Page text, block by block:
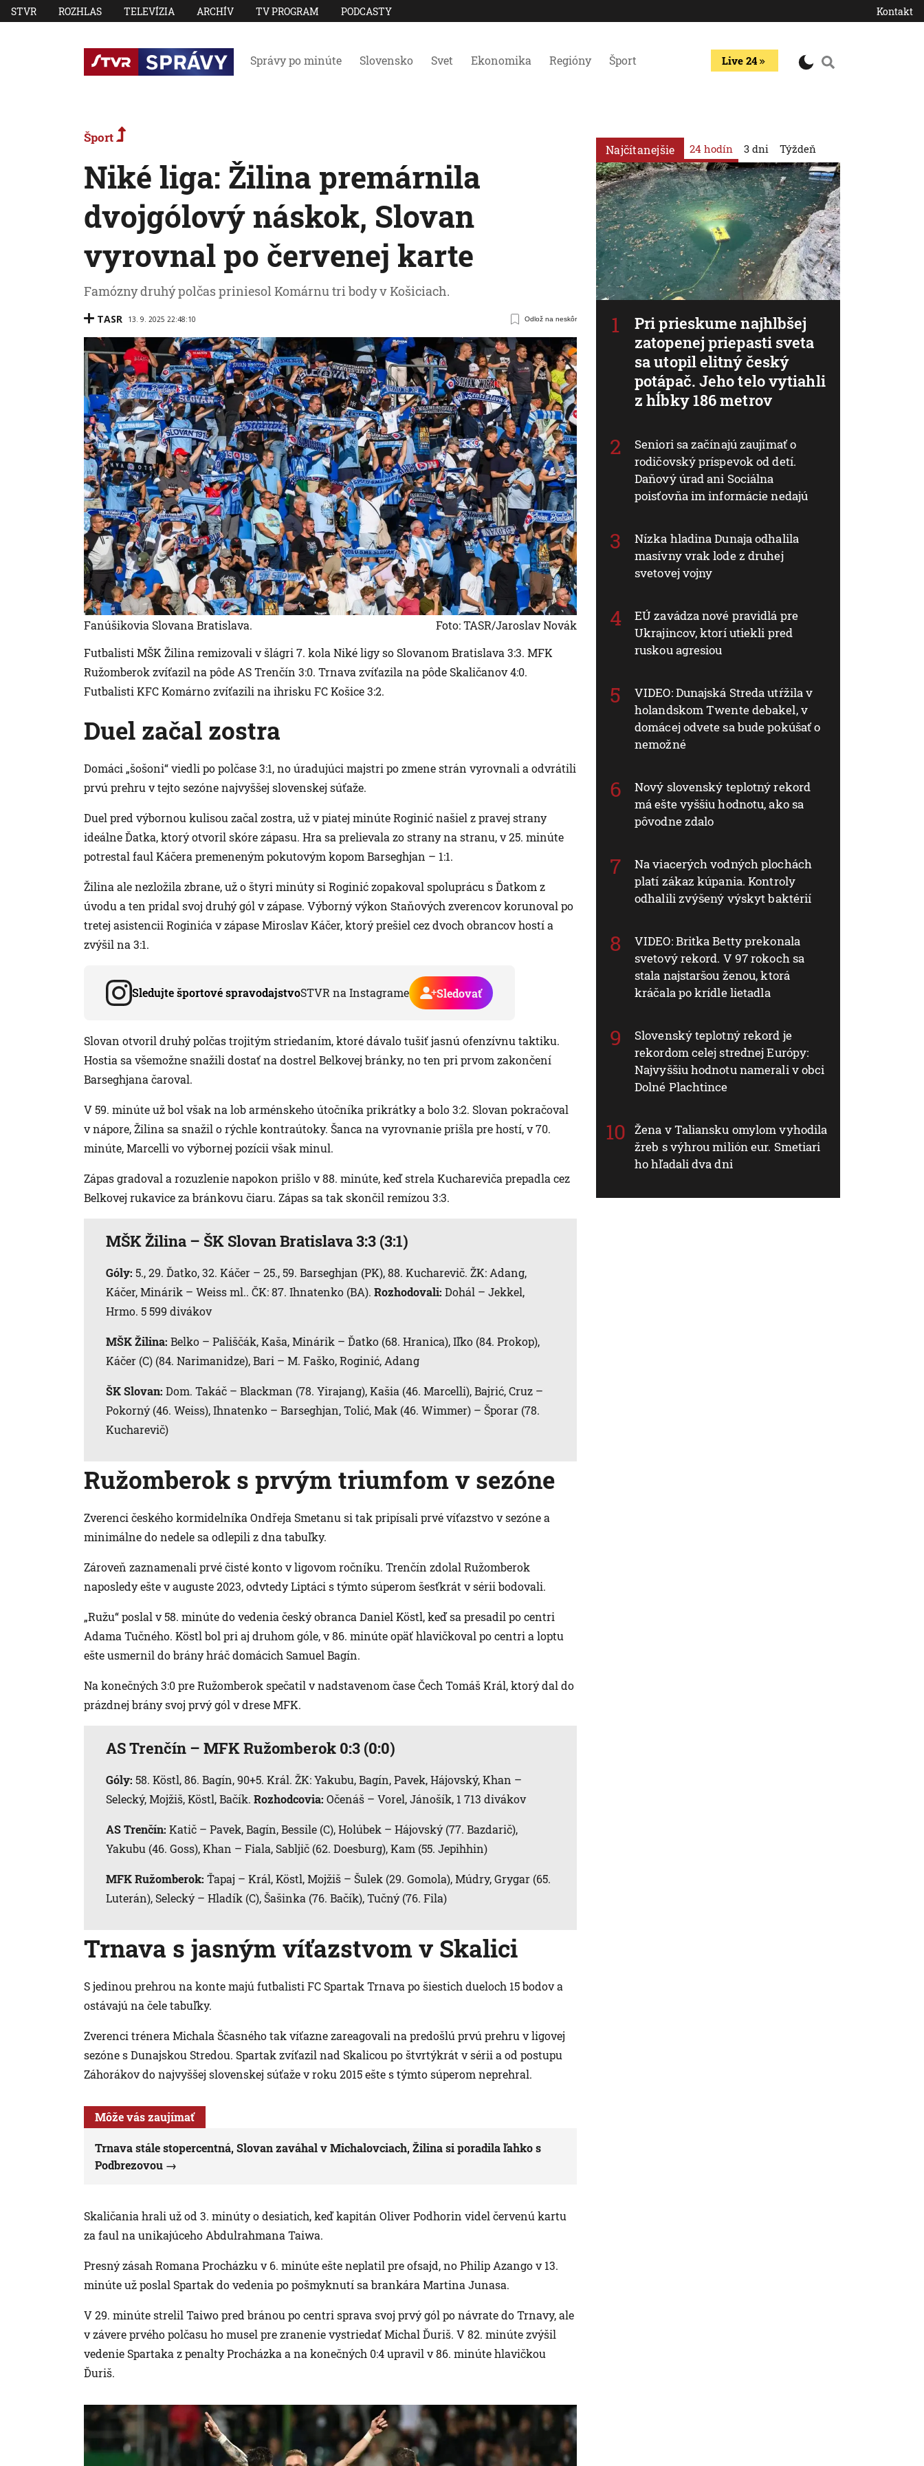
STVR ROZHLAS TELEVÍZIA ARCHÍV TV PROGRAM PODCASTY Kontakt
Správy po minúte Slovensko Svet Ekonomika Regióny Šport Live 24
Šport
Niké liga: Žilina premárnila
dvojgólový náskok, Slovan
vyrovnal po červenej karte
Famózny druhý polčas priniesol Komárnu tri body v Košiciach.
TASR 13. 9. 2025 22:48:10 Odlož na neskôr
Fanúšikovia Slovana Bratislava.
Foto: TASR/Jaroslav Novák
Futbalisti MŠK Žilina remizovali v šlágri 7. kola Niké ligy so Slovanom Bratislava 3:3. MFK
Ružomberok zvíťazil na pôde AS Trenčín 3:0. Trnava zvíťazila na pôde Skaličanov 4:0.
Futbalisti KFC Komárno zvíťazili na ihrisku FC Košice 3:2.
Duel začal zostra
Domáci „šošoni“ viedli po polčase 3:1, no úradujúci majstri po zmene strán vyrovnali a odvrátili
prvú prehru v tejto sezóne najvyššej slovenskej súťaže.
Duel pred výbornou kulisou začal zostra, už v piatej minúte Roginić našiel z pravej strany
ideálne Ďatka, ktorý otvoril skóre zápasu. Hra sa prelievala zo strany na stranu, v 25. minúte
potrestal faul Káčera premeneným pokutovým kopom Barseghjan – 1:1.
Žilina ale nezložila zbrane, už o štyri minúty si Roginić zopakoval spoluprácu s Ďatkom z
úvodu a ten pridal svoj druhý gól v zápase. Výborný výkon Staňových zverencov korunoval po
tretej asistencii Roginića v zápase Miroslav Káčer, ktorý prešiel cez dvoch obrancov hostí a
zvýšil na 3:1.
Sledujte športové spravodajstvoSTVR na Instagrame Sledovať
Slovan otvoril druhý polčas trojitým striedaním, ktoré dávalo tušiť jasnú ofenzívnu taktiku.
Hostia sa všemožne snažili dostať na dostrel Belkovej bránky, no ten pri prvom zakončení
Barseghjana čaroval.
V 59. minúte už bol však na lob arménskeho útočníka prikrátky a bolo 3:2. Slovan pokračoval
v nápore, Žilina sa snažil o rýchle kontraútoky. Šanca na vyrovnanie prišla pre hostí, v 70.
minúte, Marcelli vo výbornej pozícii však minul.
Zápas gradoval a rozuzlenie napokon prišlo v 88. minúte, keď strela Kuchareviča prepadla cez
Belkovej rukavice za bránkovu čiaru. Zápas sa tak skončil remízou 3:3.
MŠK Žilina – ŠK Slovan Bratislava 3:3 (3:1)
Góly: 5., 29. Ďatko, 32. Káčer – 25., 59. Barseghjan (PK), 88. Kucharevič. ŽK: Adang,
Káčer, Minárik – Weiss ml.. ČK: 87. Ihnatenko (BA). Rozhodovali: Dohál – Jekkel,
Hrmo. 5 599 divákov
MŠK Žilina: Belko – Pališčák, Kaša, Minárik – Ďatko (68. Hranica), Iľko (84. Prokop),
Káčer (C) (84. Narimanidze), Bari – M. Faško, Roginić, Adang
ŠK Slovan: Dom. Takáč – Blackman (78. Yirajang), Kašia (46. Marcelli), Bajrić, Cruz –
Pokorný (46. Weiss), Ihnatenko – Barseghjan, Tolić, Mak (46. Wimmer) – Šporar (78.
Kucharevič)
Ružomberok s prvým triumfom v sezóne
Zverenci českého kormidelníka Ondřeja Smetanu si tak pripísali prvé víťazstvo v sezóne a
minimálne do nedele sa odlepili z dna tabuľky.
Zároveň zaznamenali prvé čisté konto v ligovom ročníku. Trenčín zdolal Ružomberok
naposledy ešte v auguste 2023, odvtedy Liptáci s týmto súperom šesťkrát v sérii bodovali.
„Ružu“ poslal v 58. minúte do vedenia český obranca Daniel Köstl, keď sa presadil po centri
Adama Tučného. Köstl bol pri aj druhom góle, v 86. minúte opäť hlavičkoval po centri a loptu
ešte usmernil do brány hráč domácich Samuel Bagín.
Na konečných 3:0 pre Ružomberok spečatil v nadstavenom čase Čech Tomáš Král, ktorý dal do
prázdnej brány svoj prvý gól v drese MFK.
AS Trenčín – MFK Ružomberok 0:3 (0:0)
Góly: 58. Köstl, 86. Bagín, 90+5. Král. ŽK: Yakubu, Bagín, Pavek, Hájovský, Khan –
Selecký, Mojžiš, Köstl, Bačík. Rozhodcovia: Očenáš – Vorel, Jánošík, 1 713 divákov
AS Trenčín: Katič – Pavek, Bagín, Bessile (C), Holúbek – Hájovský (77. Bazdarič),
Yakubu (46. Goss), Khan – Fiala, Sabljič (62. Doesburg), Kam (55. Jepihhin)
MFK Ružomberok: Ťapaj – Král, Köstl, Mojžiš – Šulek (29. Gomola), Múdry, Grygar (65.
Luterán), Selecký – Hladík (C), Šašinka (76. Bačík), Tučný (76. Fila)
Trnava s jasným víťazstvom v Skalici
S jedinou prehrou na konte majú futbalisti FC Spartak Trnava po šiestich dueloch 15 bodov a
ostávajú na čele tabuľky.
Zverenci trénera Michala Ščasného tak víťazne zareagovali na predošlú prvú prehru v ligovej
sezóne s Dunajskou Stredou. Spartak zvíťazil nad Skalicou po štvrtýkrát v sérii a od postupu
Záhorákov do najvyššej slovenskej súťaže v roku 2015 ešte s týmto súperom neprehral.
Môže vás zaujímať
Trnava stále stopercentná, Slovan zaváhal v Michalovciach, Žilina si poradila ľahko s
Podbrezovou
Skaličania hrali už od 3. minúty o desiatich, keď kapitán Oliver Podhorin videl červenú kartu
za faul na unikajúceho Abdulrahmana Taiwa.
Presný zásah Romana Procházku v 6. minúte ešte neplatil pre ofsajd, no Philip Azango v 13.
minúte už poslal Spartak do vedenia po pošmyknutí sa brankára Martina Junasa.
V 29. minúte strelil Taiwo pred bránou po centri sprava svoj prvý gól po návrate do Trnavy, ale
v závere prvého polčasu ho musel pre zranenie vystriedať Michal Ďuriš. V 82. minúte zvýšil
vedenie Spartaka z penalty Procházka a na konečných 0:4 upravil v 86. minúte hlavičkou
Ďuriš.
Najčítanejšie 24 hodín
Pri prieskume najhlbšej
zatopenej priepasti sveta
sa utopil elitný český
potápač. Jeho telo vytiahli
z hĺbky 186 metrov
Seniori sa začínajú zaujímať o
rodičovský príspevok od detí.
Daňový úrad ani Sociálna
poisťovňa im informácie nedajú
Nízka hladina Dunaja odhalila
masívny vrak lode z druhej
svetovej vojny
EÚ zavádza nové pravidlá pre
Ukrajincov, ktorí utiekli pred
ruskou agresiou
VIDEO: Dunajská Streda utŕžila v
holandskom Twente debakel, v
domácej odvete sa bude pokúšať o
nemožné
Nový slovenský teplotný rekord
má ešte vyššiu hodnotu, ako sa
pôvodne zdalo
Na viacerých vodných plochách
platí zákaz kúpania. Kontroly
odhalili zvýšený výskyt baktérií
VIDEO: Britka Betty prekonala
svetový rekord. V 97 rokoch sa
stala najstaršou ženou, ktorá
kráčala po krídle lietadla
Slovenský teplotný rekord je
rekordom celej strednej Európy:
Najvyššiu hodnotu namerali v obci
Dolné Plachtince
Žena v Taliansku omylom vyhodila
žreb s výhrou milión eur. Smetiari
ho hľadali dva dni
3 dni Týždeň